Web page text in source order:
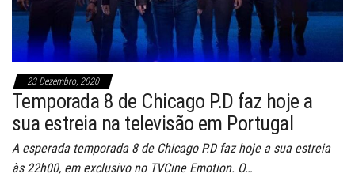
23 Dezembro, 2020
Temporada 8 de Chicago P.D faz hoje a
sua estreia na televisão em Portugal
A esperada temporada 8 de Chicago P.D faz hoje a sua estreia
às 22h00, em exclusivo no TVCine Emotion. O…